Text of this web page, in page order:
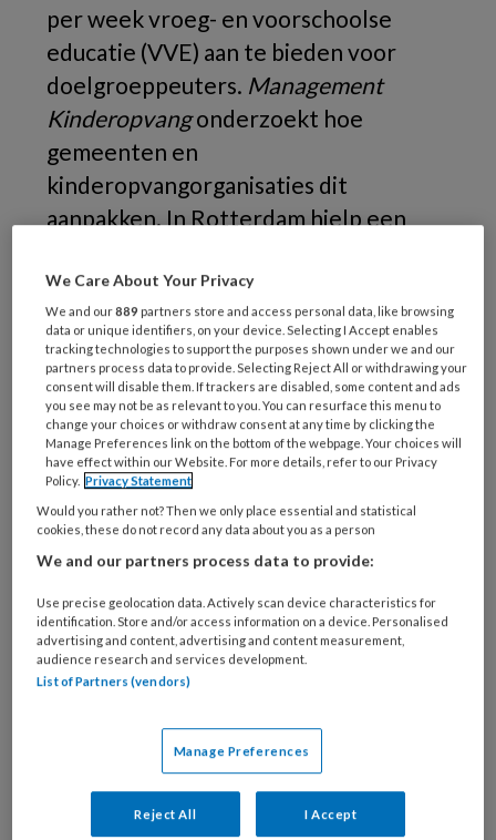
per week vroeg- en voorschoolse
educatie (VVE) aan te bieden voor
doelgroeppeuters. Management
Kinderopvangonderzoekt hoe
gemeenten en
kinderopvangorganisaties dit
aanpakken. In Rotterdam hielp een
coronacrisis kan de boel weleens op
losse schroeven komen te staan.
Net
REGISTREREN
Wil je dit artikel lezen?
Maak gratis een account aan en lees 2
artikelen gratis per maand
Al een account of abonnement?
mailadres?
We Care About Your Privacy
We and our889 partners store and access personal data, like browsing
data or unique identifiers, on your device. Selecting I Accept enables
tracking technologies to support the purposes shown under we and our
partners process data to provide. Selecting Reject All or withdrawing your
consent will disable them. If trackers are disabled, some content and ads
you see may not be as relevant to you. You can resurface this menu to
change your choices or withdraw consent at any time by clicking the
Manage Preferences link on the bottom of the webpage. Your choices will
have effect within our Website. For more details, refer to our Privacy
Policy. Privacy Statement
Would you rather not? Then we only place essential and statistical
cookies, these do not record any data about you as a person
We and our partners process data to provide:
Use precise geolocation data. Actively scan device characteristics for
identification. Store and/or access information on a device. Personalised
advertising and content, advertising and content measurement,
audience research and services development.
List of Partners (vendors)
Manage Preferences
Reject All I Accept